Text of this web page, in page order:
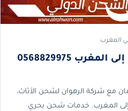
المغرب
شركة شحن من جدة إلى المغرب 0568829975
مع شركة الرهوان لشحن الأثاث،
إلى المغرب. خدمات شحن بحري